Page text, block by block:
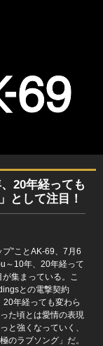
20年経っても
として注目！
”ことAK-69、7月6
～10年、20年経って
集まっている。こ
との電撃契約
年経っても変わら
た頃とは愛情の表現
と強くなっていく、
のラブソング」だ。